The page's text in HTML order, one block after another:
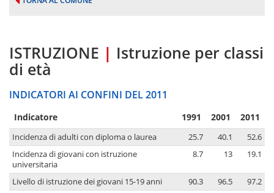
ISTRUZIONE | Istruzione per classi
di età
INDICATORI AI CONFINI DEL 2011
Indicatore 1991 2001 2011
Incidenza di adulti con diploma o laurea 25.7 40.1
52.6
Incidenza di giovani con istruzione
universitaria
8.7 13 19.1
Livello di istruzione dei giovani 15-19 anni 90.3 96.5
97.2